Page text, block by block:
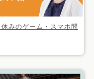
みのゲーム・スマホ問